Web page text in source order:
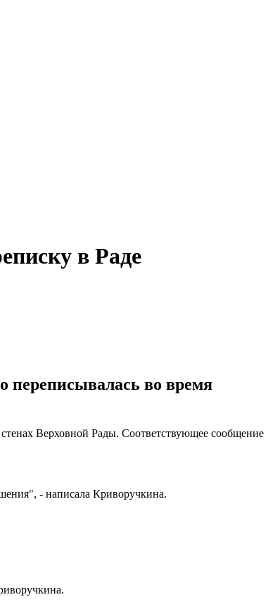
в Раде
переписывалась во время
Верховной Рады. Соответствующее сообщение
- написала Криворучкина.